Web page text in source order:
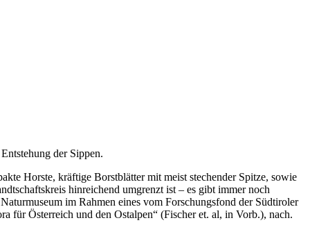
der Sippen.
Horste, kräftige Borstblätter mit meist stechender Spitze, sowie
hinreichend umgrenzt ist – es gibt immer noch
im Rahmen eines vom Forschungsfond der Südtiroler
für Österreich und den Ostalpen“ (Fischer et. al, in Vorb.), nach.